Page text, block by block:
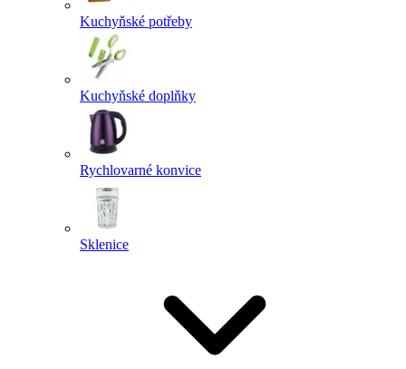
Kuchyňské potřeby
Kuchyňské doplňky
Rychlovarné konvice
Sklenice